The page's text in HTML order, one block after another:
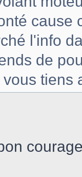
cause
l'info
de
vous tiens